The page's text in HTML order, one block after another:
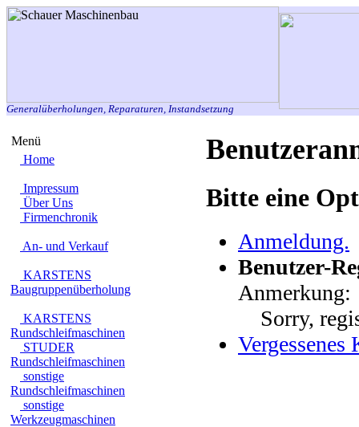
Generalüberholungen, Reparaturen, Instandsetzung
Menü
Home
Impressum
Über Uns
Firmenchronik
An- und Verkauf
KARSTENS
Baugruppenüberholung
KARSTENS
Rundschleifmaschinen
STUDER
Rundschleifmaschinen
sonstige
Rundschleifmaschinen
sonstige
Werkzeugmaschinen
Bitte eine
Anmeldung.
Benutzer-
Anmerkung:
Sorry,